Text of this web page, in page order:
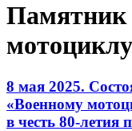
Памятник
8 мая 2025.
«Военному
в честь 80-летия